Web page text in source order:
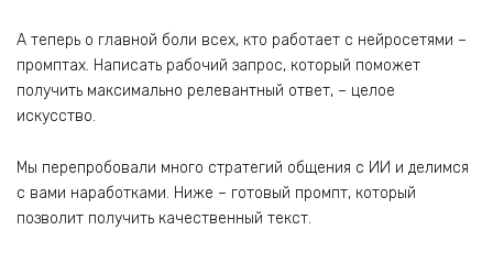
А теперь о главной боли всех, кто работает с нейросетями –
промптах. Написать рабочий запрос, который поможет
получить максимально релевантный ответ, – целое
искусство.
Мы перепробовали много стратегий общения с ИИ и делимся
с вами наработками. Ниже – готовый промпт, который
позволит получить качественный текст.